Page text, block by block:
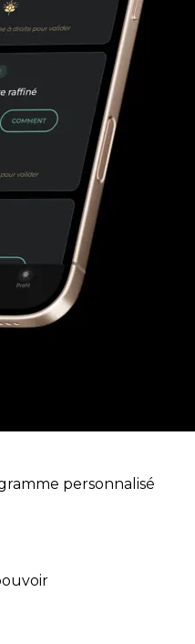
personnalisé